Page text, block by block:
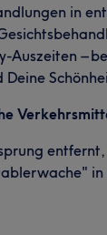
in
Auszeiten –
Deine